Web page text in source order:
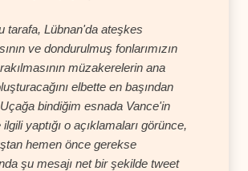
tarafa, Lübnan'da ateşkes
ve dondurulmuş fonlarımızın
müzakerelerin ana
elbette en başından
bindiğim esnada Vance'in
yaptığı o açıklamaları görünce,
hemen önce gerekse
şu mesajı net bir şekilde tweet